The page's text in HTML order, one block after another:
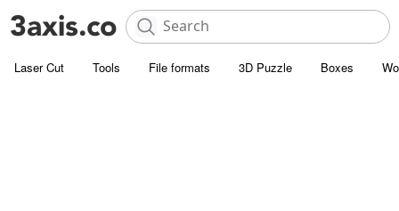
Laser Cut Tools File formats 3D Puzzle Boxes